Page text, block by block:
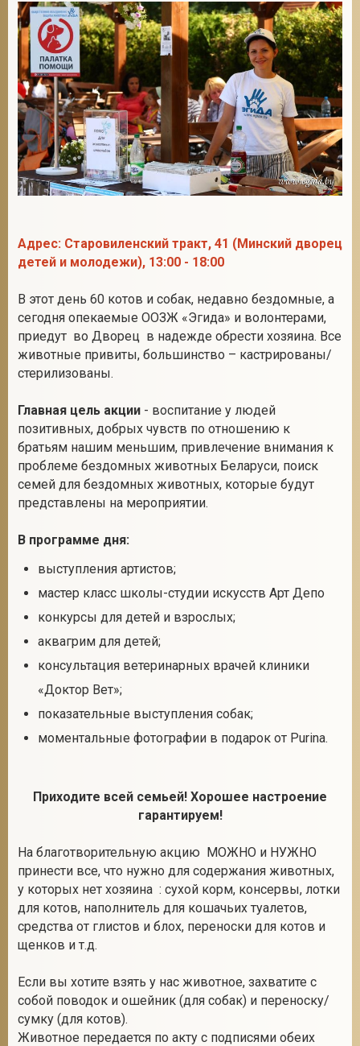
Адрес: Старовиленский тракт, 41 (Минский дворец
детей и молодежи), 13:00 - 18:00
В этот день 60 котов и собак, недавно бездомные, а
сегодня опекаемые ООЗЖ «Эгида» и волонтерами,
приедут во Дворец в надежде обрести хозяина. Все
животные привиты, большинство – кастрированы/
стерилизованы.
Главная цель акции - воспитание у людей
позитивных, добрых чувств по отношению к
братьям нашим меньшим, привлечение внимания к
проблеме бездомных животных Беларуси, поиск
семей для бездомных животных, которые будут
представлены на мероприятии.
В программе дня:
выступления артистов;
мастер класс школы-студии искусств Арт Депо
конкурсы для детей и взрослых;
аквагрим для детей;
консультация ветеринарных врачей клиники
«Доктор Вет»;
показательные выступления собак;
моментальные фотографии в подарок от Purina.
Приходите всей семьей! Хорошее настроение
гарантируем!
На благотворительную акцию МОЖНО и НУЖНО
принести все, что нужно для содержания животных,
у которых нет хозяина : сухой корм, консервы, лотки
для котов, наполнитель для кошачьих туалетов,
средства от глистов и блох, переноски для котов и
щенков и т.д.
Если вы хотите взять у нас животное, захватите с
собой поводок и ошейник (для собак) и переноску/
сумку (для котов).
Животное передается по акту с подписями обеих